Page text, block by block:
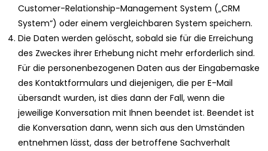
Customer-Relationship-Management System („CRM
System“) oder einem vergleichbaren System speichern.
Die Daten werden gelöscht, sobald sie für die Erreichung
des Zweckes ihrer Erhebung nicht mehr erforderlich sind.
Für die personenbezogenen Daten aus der Eingabemaske
des Kontaktformulars und diejenigen, die per E-Mail
übersandt wurden, ist dies dann der Fall, wenn die
jeweilige Konversation mit Ihnen beendet ist. Beendet ist
die Konversation dann, wenn sich aus den Umständen
entnehmen lässt, dass der betroffene Sachverhalt